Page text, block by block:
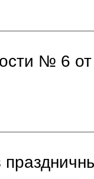
№ 6